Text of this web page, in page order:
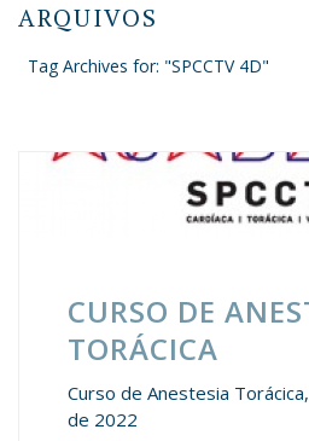
ARQUIVOS
Tag Archives for: "SPCCTV 4D"
CURSO DE
TORÁCICA
Curso de Anestesia
de 2022